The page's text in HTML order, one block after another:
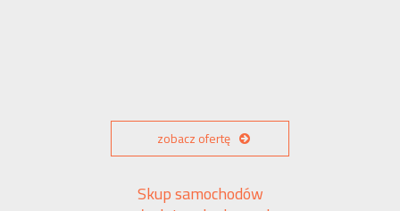
zobacz ofertę
Skup samochodów